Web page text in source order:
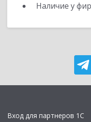
Наличие у
Вход для партнеров 1С